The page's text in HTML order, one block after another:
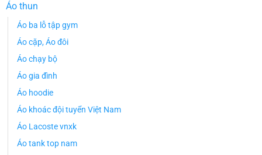
Áo thun
Áo ba lỗ tập gym
Áo cặp, Áo đôi
Áo chạy bộ
Áo gia đình
Áo hoodie
Áo khoác đội tuyển Việt Nam
Áo Lacoste vnxk
Áo tank top nam